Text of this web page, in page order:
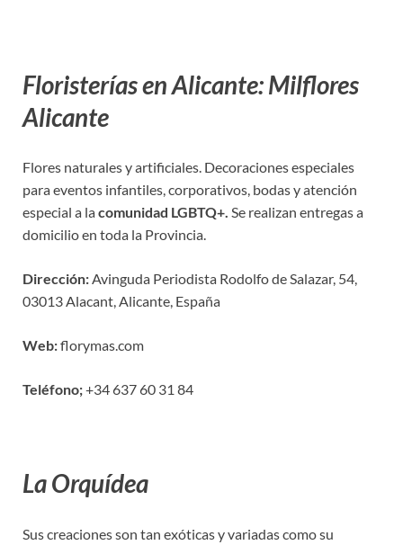
Floristerías en Alicante: Milflores
Alicante
Flores naturales y artificiales. Decoraciones especiales
para eventos infantiles, corporativos, bodas y atención
especial a lacomunidad LGBTQ+. Se realizan entregas a
domicilio en toda la Provincia.
Dirección:Avinguda Periodista Rodolfo de Salazar, 54,
03013 Alacant, Alicante, España
Web:florymas.com
Teléfono;+34 637 60 31 84
La Orquídea
Sus creaciones son tan exóticas y variadas como su